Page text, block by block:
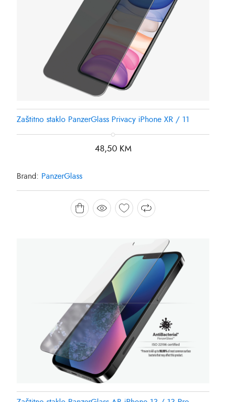
Zaštitno staklo PanzerGlass Privacy iPhone XR / 11
48,50 KM
Brand: PanzerGlass